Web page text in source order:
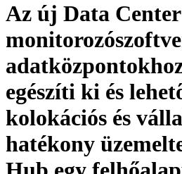
Az új Data
egészíti ki és
kolokációs és
hatékony